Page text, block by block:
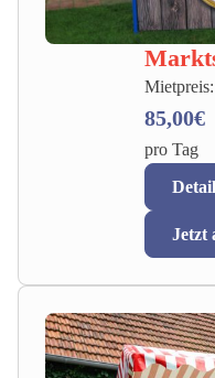
Mietpreis:
85,00€
pro Tag
Jetzt